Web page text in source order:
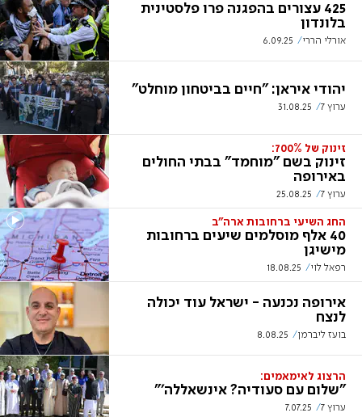
425 עצורים בהפגנה פרו פלסטינית
בלונדון
אורלי הררי 6.09.25
יהודי איראן: "חיים בביטחון מוחלט"
ערוץ 7 31.08.25
זינוק של 700%:
זינוק בשם "מוחמד" בבתי החולים
באירופה
ערוץ 7 25.08.25
החג השיעי ברחובות ארה"ב
40 אלף מוסלמים שיעים ברחובות
מישיגן
רפאל לוי 18.08.25
אירופה נכנעה - ישראל עוד יכולה
לנצח
בועז ליברמן 8.08.25
הרצוג לאימאמים:
"שלום עם סעודיה? אינשאללה'"
ערוץ 7 7.07.25